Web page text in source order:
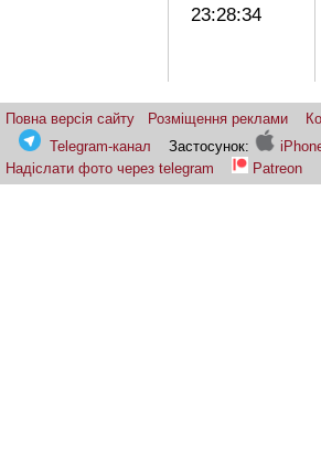
23:28:34
Повна версія сайту Розміщення реклами
Telegram-канал
Застосунок:
Надіслати фото через telegram
Patreon